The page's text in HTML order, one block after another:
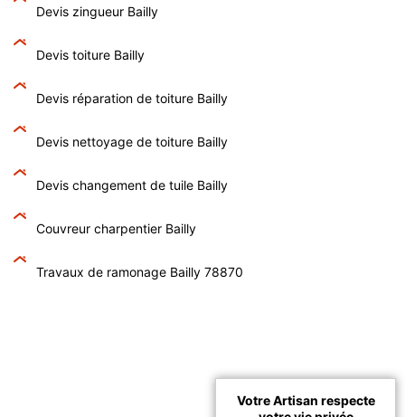
Devis zingueur Bailly
Devis toiture Bailly
Devis réparation de toiture Bailly
Devis nettoyage de toiture Bailly
Devis changement de tuile Bailly
Couvreur charpentier Bailly
Travaux de ramonage Bailly 78870
Votre Artisan respecte